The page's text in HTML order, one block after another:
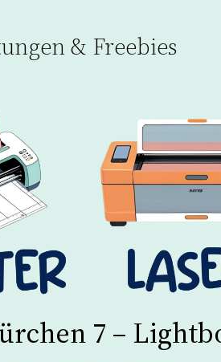
& Freebies
7 –